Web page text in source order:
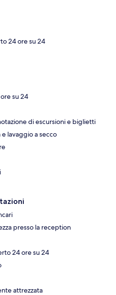
24 ore su 24
su 24
di escursioni e biglietti
lavaggio a secco
presso la reception
24 ore su 24
attrezzata